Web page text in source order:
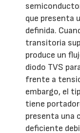
que presenta
definida.
transitoria
produce un
diodo TVS
frente a
embargo, el
tiene
presenta una
deficiente